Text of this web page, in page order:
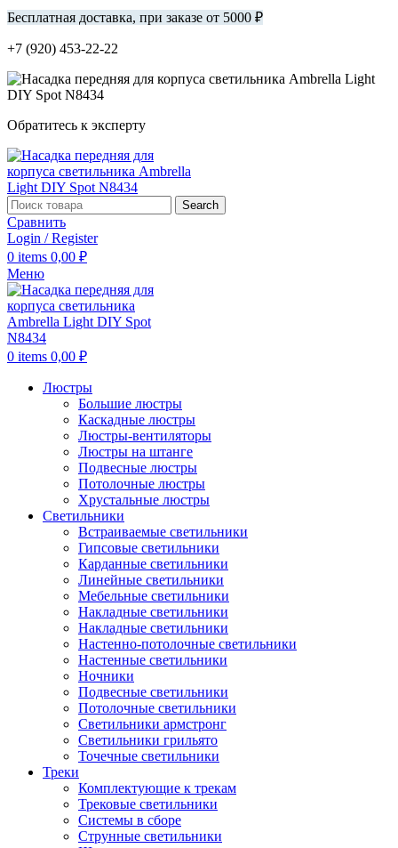
Бесплатная доставка, при заказе от 5000 ₽
+7 (920) 453-22-22
Обратитесь к эксперту
Search
Сравнить
Login / Register
0 items 0,00 ₽
Меню
0 items 0,00 ₽
Люстры
Большие люстры
Каскадные люстры
Люстры-вентиляторы
Люстры на штанге
Подвесные люстры
Потолочные люстры
Хрустальные люстры
Светильники
Встраиваемые светильники
Гипсовые светильники
Карданные светильники
Линейные светильники
Мебельные светильники
Накладные светильники
Накладные светильники
Настенно-потолочные светильники
Настенные светильники
Ночники
Подвесные светильники
Потолочные светильники
Светильники армстронг
Светильники грильято
Точечные светильники
Треки
Комплектующие к трекам
Трековые светильники
Системы в сборе
Струнные светильники